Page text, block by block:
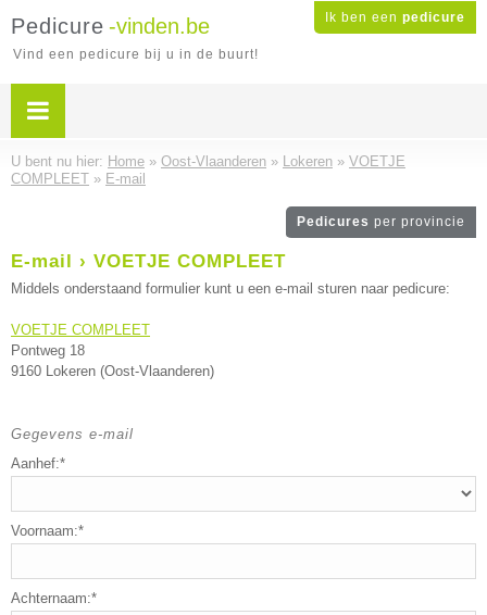
Ik ben een pedicure
Pedicure -vinden.be
Vind een pedicure bij u in de buurt!
U bent nu hier: Home » Oost-Vlaanderen » Lokeren » VOETJE
COMPLEET » E-mail
Pedicures per provincie
E-mail › VOETJE COMPLEET
Middels onderstaand formulier kunt u een e-mail sturen naar pedicure:
VOETJE COMPLEET
Pontweg 18
9160 Lokeren (Oost-Vlaanderen)
Gegevens e-mail
Aanhef:*
Voornaam:*
Achternaam:*